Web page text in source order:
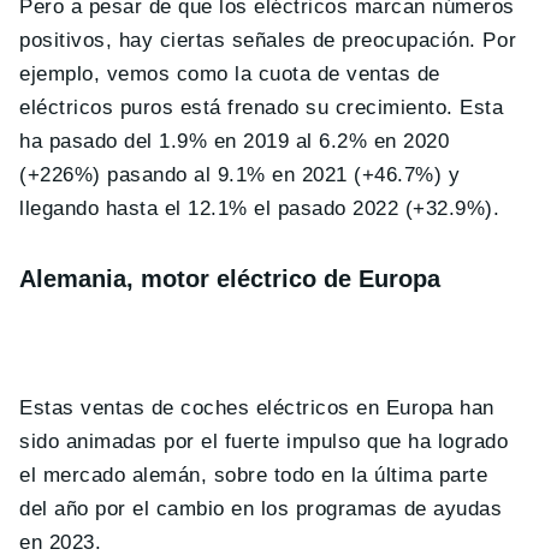
Pero a pesar de que los eléctricos marcan números
positivos, hay ciertas señales de preocupación. Por
ejemplo, vemos como la cuota de ventas de
eléctricos puros está frenado su crecimiento. Esta
ha pasado del 1.9% en 2019 al 6.2% en 2020
(+226%) pasando al 9.1% en 2021 (+46.7%) y
llegando hasta el 12.1% el pasado 2022 (+32.9%).
Alemania, motor eléctrico de Europa
Estas ventas de coches eléctricos en Europa han
sido animadas por el fuerte impulso que ha logrado
el mercado alemán, sobre todo en la última parte
del año por el cambio en los programas de ayudas
en 2023.